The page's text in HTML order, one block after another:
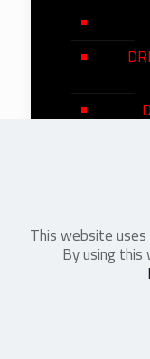
©2026
This website
By using